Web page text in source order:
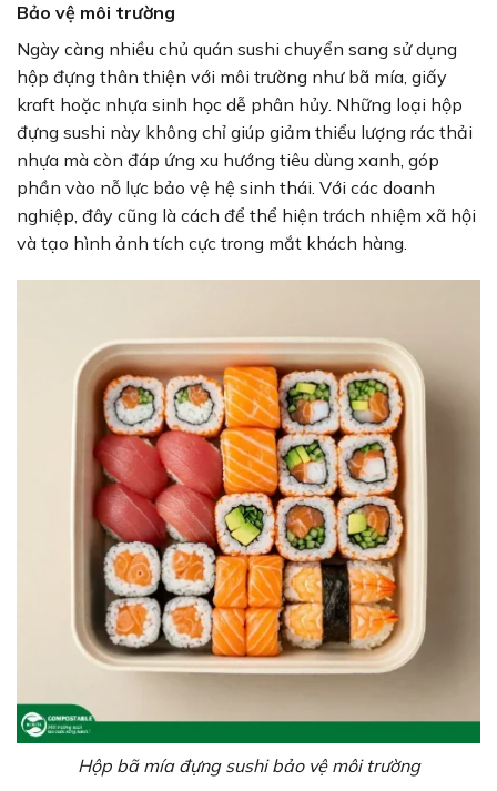
Bảo vệ môi trường
Ngày càng nhiều chủ quán sushi chuyển sang sử dụng
hộp đựng thân thiện với môi trường như bã mía, giấy
kraft hoặc nhựa sinh học dễ phân hủy. Những loại hộp
đựng sushi này không chỉ giúp giảm thiểu lượng rác thải
nhựa mà còn đáp ứng xu hướng tiêu dùng xanh, góp
phần vào nỗ lực bảo vệ hệ sinh thái. Với các doanh
nghiệp, đây cũng là cách để thể hiện trách nhiệm xã hội
và tạo hình ảnh tích cực trong mắt khách hàng.
Hộp bã mía đựng sushi bảo vệ môi trường